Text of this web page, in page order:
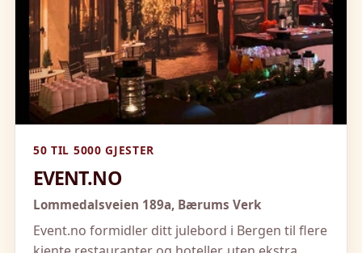
50 TIL 5000 GJESTER
EVENT.NO
Lommedalsveien 189a, Bærums Verk
Event.no formidler ditt julebord i Bergen til flere